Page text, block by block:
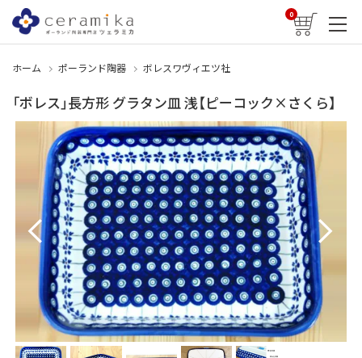
0
ホーム ポーランド陶器 ボレスワヴィエツ社
「ボレス」長方形 グラタン皿 浅【ピーコック×さくら】